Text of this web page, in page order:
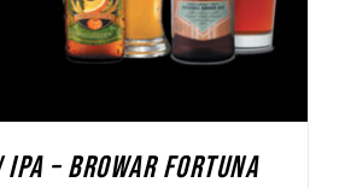
– BROWAR FORTUNA